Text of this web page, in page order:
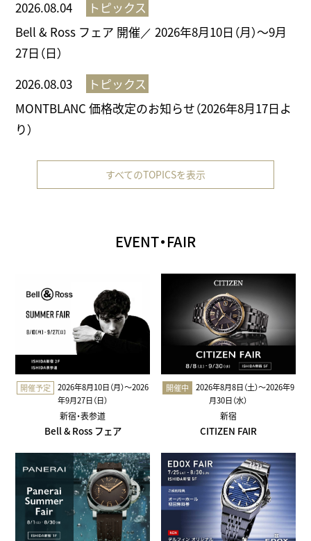
2026.08.04
トピックス
Bell & Ross フェア 開催／ 2026年8月10日（月）～9月
27日（日）
2026.08.03
トピックス
MONTBLANC 価格改定のお知らせ（2026年8月17日よ
り）
すべてのTOPICSを表示
EVENT・FAIR
開催予定 2026年8月10日（月）〜2026
年9月27日（日）
新宿・表参道
Bell & Ross フェア
開催中
2026年8月8日（土）〜2026年9
月30日（水）
新宿
CITIZEN FAIR